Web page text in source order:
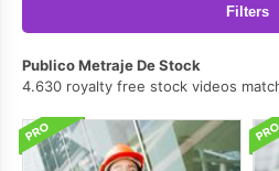
Filters
Publico Metraje De Stock
4.630 royalty free stock videos